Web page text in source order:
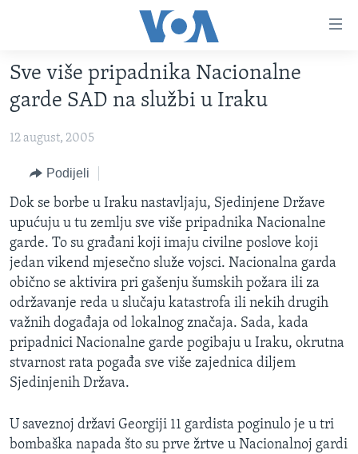
glavni
sadržaj
Pređi
na
navigaciju
Idi
na
pretragu
TV PROGRAM
VIDEO
FOTOGRAFIJE DANA
VIJESTI
SJEDINJENE AMERIČKE DRŽAVE
BOSNA I HERCEGOVINA
SVIJET
NAUKA I TEHNOLOGIJA
SPECIJALNI PROJEKTI
KORUPCIJA
SLOBODA MEDIJA
ŽENSKA STRANA
IZBJEGLIČKA STRANA
MAGAZIN
Learning English
Sve više pripadnika Nacionalne
garde SAD na službi u Iraku
12 august, 2005
Podijeli
Dok se borbe u Iraku nastavljaju, Sjedinjene Države
upućuju u tu zemlju sve više pripadnika Nacionalne
garde. To su građani koji imaju civilne poslove koji
jedan vikend mjesečno služe vojsci. Nacionalna garda
obično se aktivira pri gašenju šumskih požara ili za
održavanje reda u slučaju katastrofa ili nekih drugih
važnih događaja od lokalnog značaja. Sada, kada
pripadnici Nacionalne garde pogibaju u Iraku, okrutna
stvarnost rata pogađa sve više zajednica diljem
Sjedinjenih Država.
U saveznoj državi Georgiji 11 gardista poginulo je u tri
bombaška napada što su prve žrtve u Nacionalnoj gardi